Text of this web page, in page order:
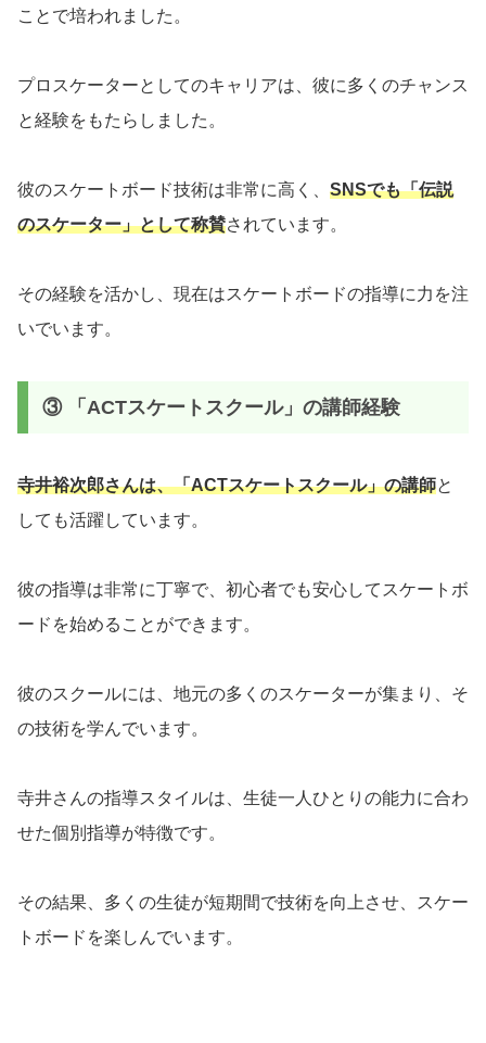
ことで培われました。
プロスケーターとしてのキャリアは、彼に多くのチャンス
と経験をもたらしました。
彼のスケートボード技術は非常に高く、 SNSでも「伝説
のスケーター」として称賛されています。
その経験を活かし、現在はスケートボードの指導に力を注
いでいます。
③ 「ACTスケートスクール」の講師経験
寺井裕次郎さんは、「ACTスケートスクール」の講師と
しても活躍しています。
彼の指導は非常に丁寧で、初心者でも安心してスケートボ
ードを始めることができます。
彼のスクールには、地元の多くのスケーターが集まり、そ
の技術を学んでいます。
寺井さんの指導スタイルは、生徒一人ひとりの能力に合わ
せた個別指導が特徴です。
その結果、多くの生徒が短期間で技術を向上させ、スケー
トボードを楽しんでいます。